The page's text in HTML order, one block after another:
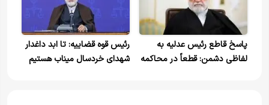
پاسخ قاطع رئیس عدلیه به
لفاظی دشمن: قطعاً در محاکمه
رئیس قوه قضاییه: تا ابد داغدار
شهدای خردسال میناب هستیم